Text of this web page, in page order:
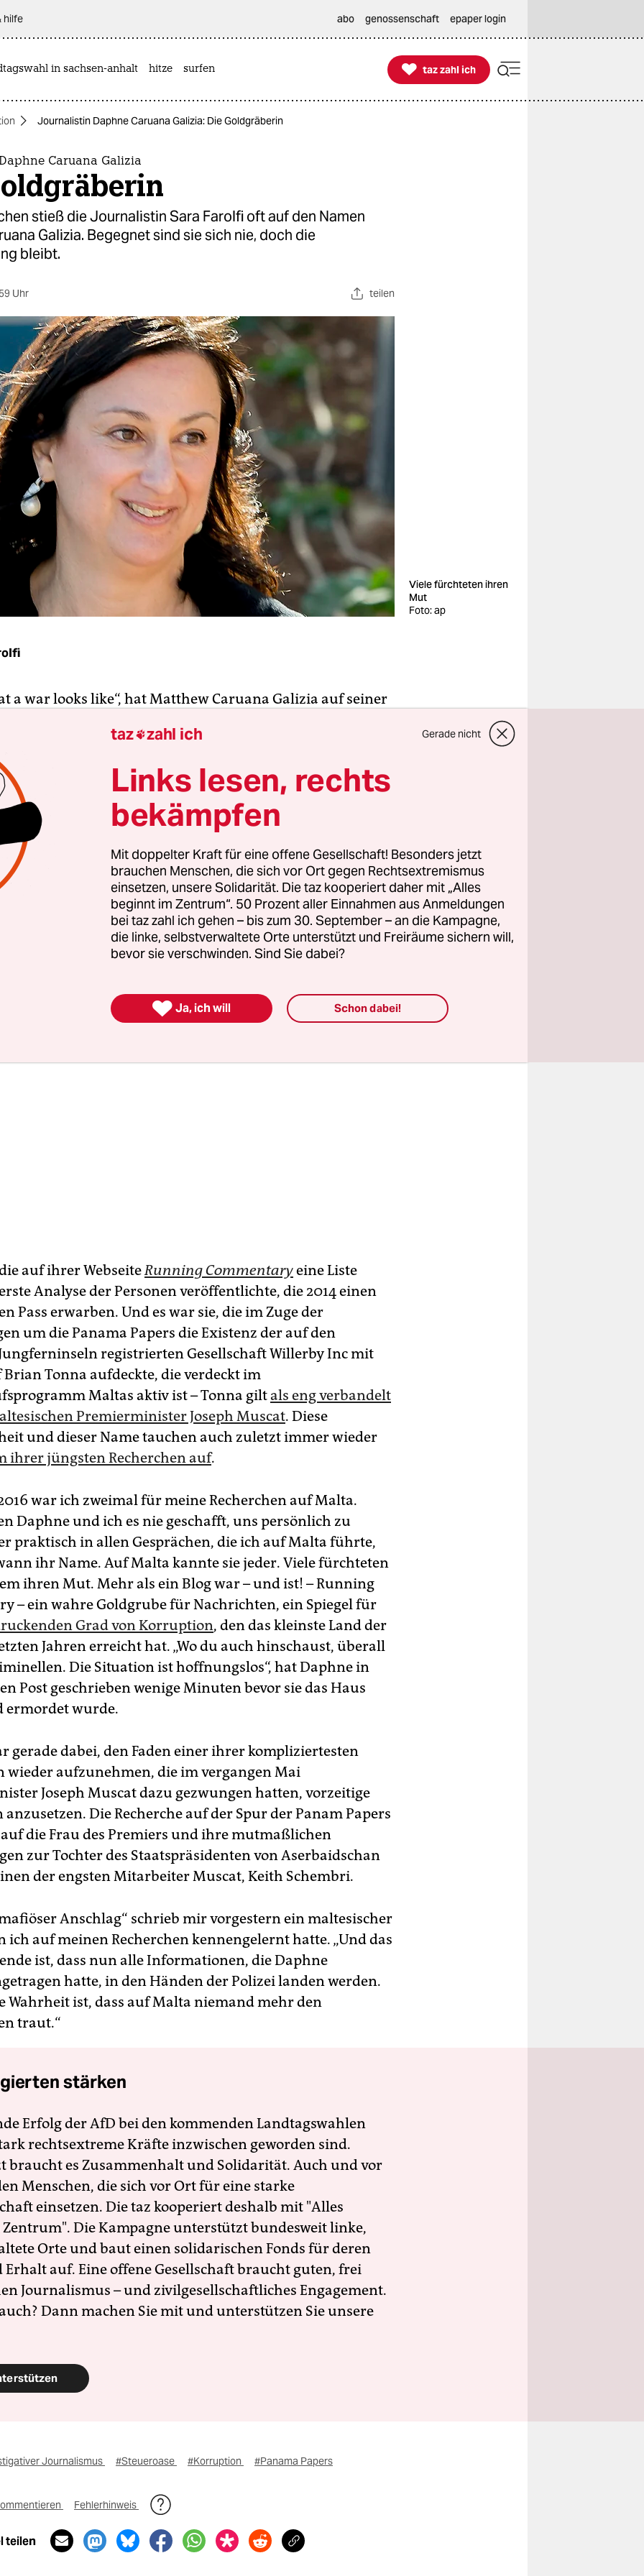
hilfe abo genossenschaft epaper login
in sachsen-anhalt hitze surfen 
taz zahl ich
taz zahl ich
Journalistin Daphne Caruana Galizia: Die Goldgräberin
Caruana Galizia
stieß die Journalistin Sara Farolfi oft auf den Namen
Galizia. Begegnet sind sie sich nie, doch die
bleibt.
Uhr teilen
Viele fürchteten ihren
Mut
Foto: ap
a war looks like“, hat Matthew Caruana Galizia auf seiner
Caruana Galizia geschrieben. Und es ist schwierig,
für
habe Daphne vor einem Jahr in einem Telefongespräch
im Sommer 2016.
wegen einer Recherche zum sogenannten „citizenship by
Progarmm in der Europäischen Union angerufen:
by investment“ bedeutet, dass man durch eine Investition
EU-Landes seiner Wahl erwerben kann – auch ohne
Fuß dorthin zu setzen. Malta hatte ein solches Programm
. Daphne war eine der wenigen
auf ihrer WebseiteRunning Commentaryeine Liste
Analyse der Personen veröffentlichte, die 2014 einen
Pass erwarben. Und es war sie, die im Zuge der
um die Panama Papers die Existenz der auf den
registrierten Gesellschaft Willerby Inc mit
Tonna aufdeckte, die verdeckt im
Maltas aktiv ist – Tonna gilt als eng verbandelt
Premierminister Joseph Muscat. Diese
und dieser Name tauchen auch zuletzt immer wieder
ihrer jüngsten Recherchen auf.
war ich zweimal für meine Recherchen auf Malta.
Daphne und ich es nie geschafft, uns persönlich zu
praktisch in allen Gesprächen, die ich auf Malta führte,
ihr Name. Auf Malta kannte sie jeder. Viele fürchteten
ihren Mut. Mehr als ein Blog war – und ist! – Running
– ein wahre Goldgrube für Nachrichten, ein Spiegel für
Grad von Korruption, den das kleinste Land der
Jahren erreicht hat. „Wo du auch hinschaust, überall
Die Situation ist hoffnungslos“, hat Daphne in
Post geschrieben wenige Minuten bevor sie das Haus
ermordet wurde.
gerade dabei, den Faden einer ihrer kompliziertesten
wieder aufzunehmen, die im vergangen Mai
Joseph Muscat dazu gezwungen hatten, vorzeitige
Die Recherche auf der Spur der Panam Papers
die Frau des Premiers und ihre mutmaßlichen
zur Tochter des Staatspräsidenten von Aserbaidschan
der engsten Mitarbeiter Muscat, Keith Schembri.
Anschlag“ schrieb mir vorgestern ein maltesischer
ich auf meinen Recherchen kennengelernt hatte. „Und das
ist, dass nun alle Informationen, die Daphne
hatte, in den Händen der Polizei landen werden.
Wahrheit ist, dass auf Malta niemand mehr den
traut.“
stärken
Erfolg der AfD bei den kommenden Landtagswahlen
rechtsextreme Kräfte inzwischen geworden sind.
braucht es Zusammenhalt und Solidarität. Auch und vor
Menschen, die sich vor Ort für eine starke
einsetzen. Die taz kooperiert deshalb mit "Alles
Die Kampagne unterstützt bundesweit linke,
Orte und baut einen solidarischen Fonds für deren
Erhalt auf. Eine offene Gesellschaft braucht guten, frei
Journalismus – und zivilgesellschaftliches Engagement.
Dann machen Sie mit und unterstützen Sie unsere
Journalismus #Steueroase #Korruption #Panama Papers
Fehlerhinweis
teilen
taz zahl ich Gerade nicht
Links lesen, rechts
bekämpfen
Mit doppelter Kraft für eine offene Gesellschaft! Besonders jetzt
brauchen Menschen, die sich vor Ort gegen Rechtsextremismus
einsetzen, unsere Solidarität. Die taz kooperiert daher mit „Alles
beginnt im Zentrum“. 50 Prozent aller Einnahmen aus Anmeldungen
bei taz zahl ich gehen – bis zum 30. September – an die Kampagne,
die linke, selbstverwaltete Orte unterstützt und Freiräume sichern will,
bevor sie verschwinden. Sind Sie dabei?
 Ja, ich will Schon dabei!